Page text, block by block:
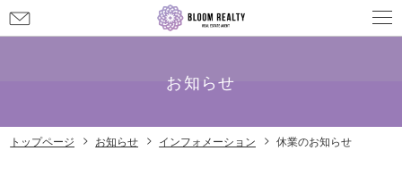
問
せ
お知らせ
トップページ お知らせ インフォメーション 休業のお知らせ